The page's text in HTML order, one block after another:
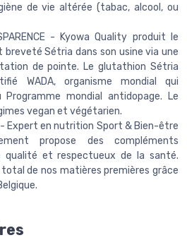
de vie altérée (tabac, alcool, ou
- Kyowa Quality produit le
Sétria dans son usine via une
de pointe. Le glutathion Sétria
WADA, organisme mondial qui
mondial antidopage. Le
vegan et végétarien.
- Expert en nutrition Sport & Bien-être
propose des compléments
qualité et respectueux de la santé.
de nos matières premières grâce